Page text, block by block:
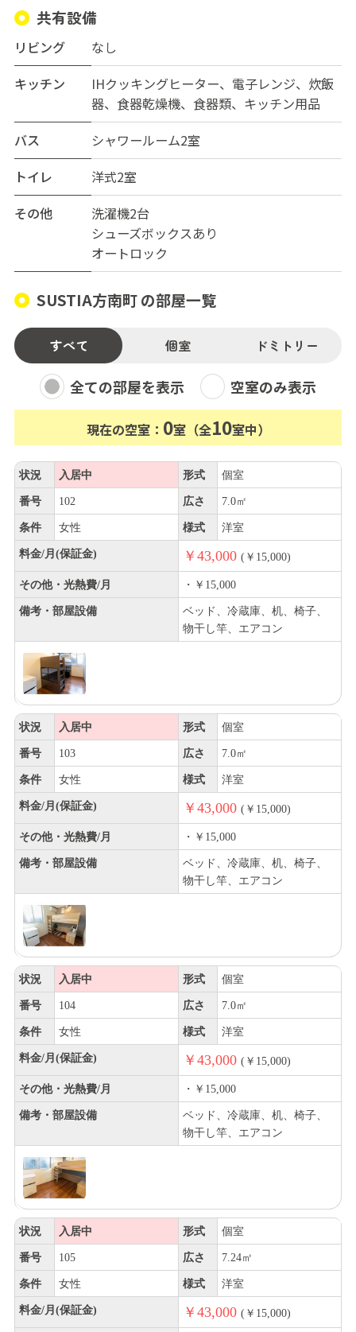
共有設備
リビング
なし
キッチン
IHクッキングヒーター、電子レンジ、炊飯
器、食器乾燥機、食器類、キッチン用品
バス
シャワールーム2室
トイレ
洋式2室
その他
洗濯機2台
シューズボックスあり
オートロック
SUSTIA方南町 の部屋一覧
すべて 個室 ドミトリー
全ての部屋を表示 空室のみ表示
現在の空室： 0室（全10室中）
状況 入居中 形式 個室
番号 102 広さ 7.0㎡
条件 女性 様式 洋室
料金/月(保証金) ￥43,000 (￥15,000)
その他・光熱費/月 ・￥15,000
備考・部屋設備
ベッド、冷蔵庫、机、椅子、
物干し竿、エアコン
状況 入居中 形式 個室
番号 103 広さ 7.0㎡
条件 女性 様式 洋室
料金/月(保証金) ￥43,000 (￥15,000)
その他・光熱費/月 ・￥15,000
備考・部屋設備
ベッド、冷蔵庫、机、椅子、
物干し竿、エアコン
状況 入居中 形式 個室
番号 104 広さ 7.0㎡
条件 女性 様式 洋室
料金/月(保証金) ￥43,000 (￥15,000)
その他・光熱費/月 ・￥15,000
備考・部屋設備
ベッド、冷蔵庫、机、椅子、
物干し竿、エアコン
状況 入居中 形式 個室
番号 105 広さ 7.24㎡
条件 女性 様式 洋室
料金/月(保証金) ￥43,000 (￥15,000)